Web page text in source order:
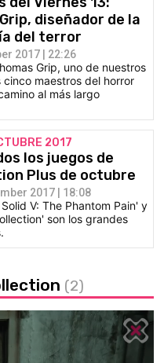
diseñador de la
del terror
2017 | 22:26
Grip, uno de nuestros
maestros del horror
al más largo
2017
los juegos de
Plus de octubre
2017 | 18:08
V: The Phantom Pain' y
son los grandes
(2)